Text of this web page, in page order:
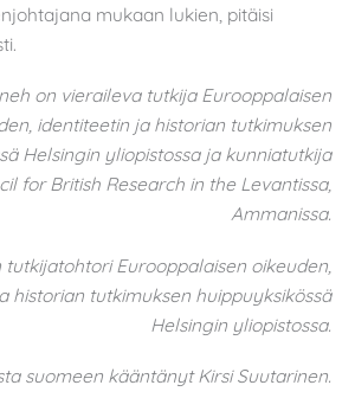
mukaan lukien, pitäisi
on vieraileva tutkija Eurooppalaisen
identiteetin ja historian tutkimuksen
Helsingin yliopistossa ja kunniatutkija
for British Research in the Levantissa,
Ammanissa.
tutkijatohtori Eurooppalaisen oikeuden,
historian tutkimuksen huippuyksikössä
Helsingin yliopistossa.
suomeen kääntänyt Kirsi Suutarinen.